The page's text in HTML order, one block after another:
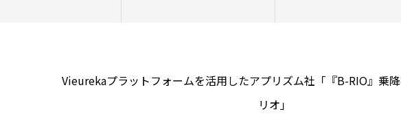
Vieurekaプラットフォームを活用したアプリズム社「『B-RIO』乗
リオ」